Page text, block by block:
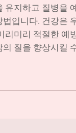
유지하고 질병을
입니다. 건강은
리미리 적절한 예
질을 향상시킬